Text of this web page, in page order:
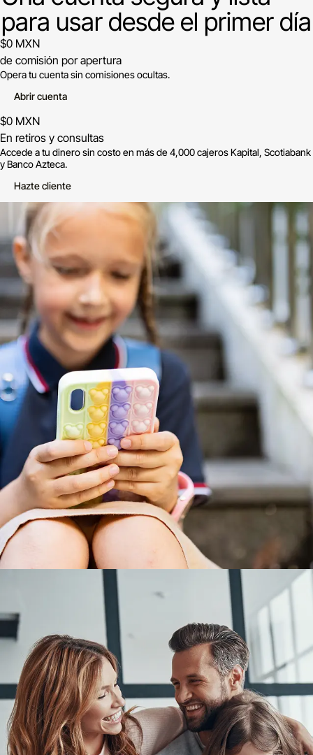
para usar desde el primer día
$0 MXN
de comisión por apertura
Opera tu cuenta sin comisiones ocultas.
Abrir cuenta
$0 MXN
En retiros y consultas
Accede a tu dinero sin costo en más de 4,000 cajeros Kapital, Scotiabank
y Banco Azteca.
Hazte cliente